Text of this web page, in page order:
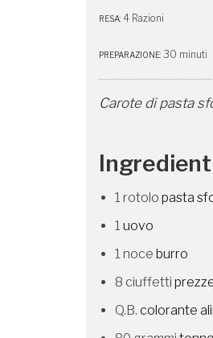
RESA: 4 Razioni
PREPARAZIONE: 30 minuti
Carote di pasta
1 rotolo pasta
1 uovo
1 noce burro
8 ciuffetti
Q.B. colorante